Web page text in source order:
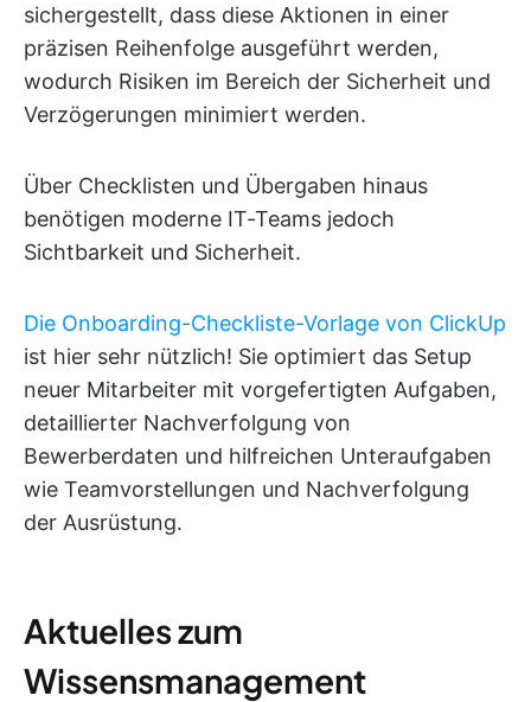
sichergestellt, dass diese Aktionen in einer
präzisen Reihenfolge ausgeführt werden,
wodurch Risiken im Bereich der Sicherheit und
Verzögerungen minimiert werden.
Über Checklisten und Übergaben hinaus
benötigen moderne IT-Teams jedoch
Sichtbarkeit und Sicherheit.
Die Onboarding-Checkliste-Vorlage von ClickUp
ist hier sehr nützlich! Sie optimiert das Setup
neuer Mitarbeiter mit vorgefertigten Aufgaben,
detaillierter Nachverfolgung von
Bewerberdaten und hilfreichen Unteraufgaben
wie Teamvorstellungen und Nachverfolgung
der Ausrüstung.
Aktuelles zum
Wissensmanagement